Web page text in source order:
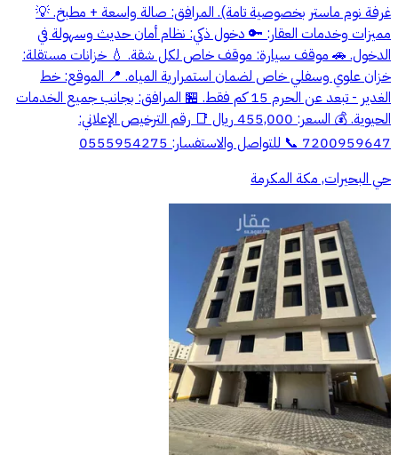
غرفة نوم ماستر بخصوصية تامة). المرافق: صالة واسعة + مطبخ. 💡
مميزات وخدمات العقار: 🔑 دخول ذكي: نظام أمان حديث وسهولة في
الدخول. 🚗 موقف سيارة: موقف خاص لكل شقة. 💧 خزانات مستقلة:
خزان علوي وسفلي خاص لضمان استمرارية المياه. 📍 الموقع: خط
الغدير - تبعد عن الحرم 15 كم فقط. 🏪 المرافق: بجانب جميع الخدمات
الحيوية. 💰 السعر: 455,000 ريال 📑 رقم الترخيص الإعلاني:
7200959647 📞 للتواصل والاستفسار: 0555954275
حي البحيرات, مكة المكرمة